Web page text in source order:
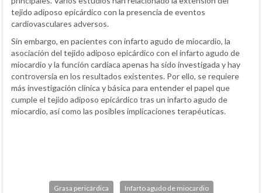
tejido adiposo epicárdico con la presencia de eventos
cardiovasculares adversos.
Sin embargo, en pacientes con infarto agudo de miocardio, la
asociación del tejido adiposo epicárdico con el infarto agudo de
miocardio y la función cardíaca apenas ha sido investigada y hay
controversia en los resultados existentes. Por ello, se requiere
más investigación clínica y básica para entender el papel que
cumple el tejido adiposo epicárdico tras un infarto agudo de
miocardio, así como las posibles implicaciones terapéuticas.
Grasa pericárdica Infarto agudo de miocardio